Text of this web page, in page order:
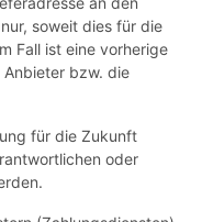
soweit dies für die
Fall ist eine vorherige
bzw. die
für die Zukunft
oder